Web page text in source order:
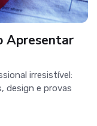
Apresentar
irresistível:
design e provas